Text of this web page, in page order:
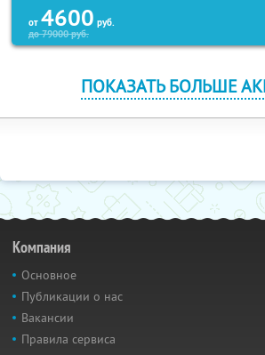
от 4600 руб.
до79000руб.
ПОКАЗАТЬ БОЛЬШЕ
Компания
Основное
Публикации о нас
Вакансии
Правила сервиса